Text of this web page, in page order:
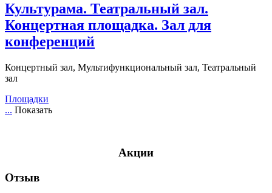
Культурама. Театральный зал.
Концертная площадка. Зал для
конференций
Концертный зал, Мультифункциональный зал, Театральный
зал
Площадки
... Показать
Акции
Отзыв